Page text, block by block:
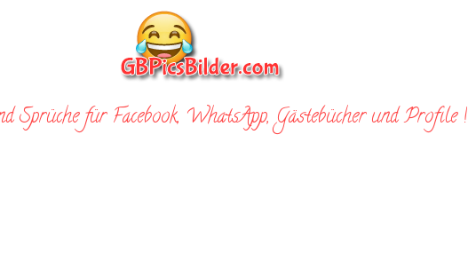
Sprüche für Facebook, WhatsApp, Gästebücher und Profile !